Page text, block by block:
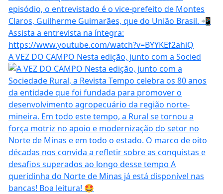
A VEZ DO CAMPO Nesta edição, junto com a Socied